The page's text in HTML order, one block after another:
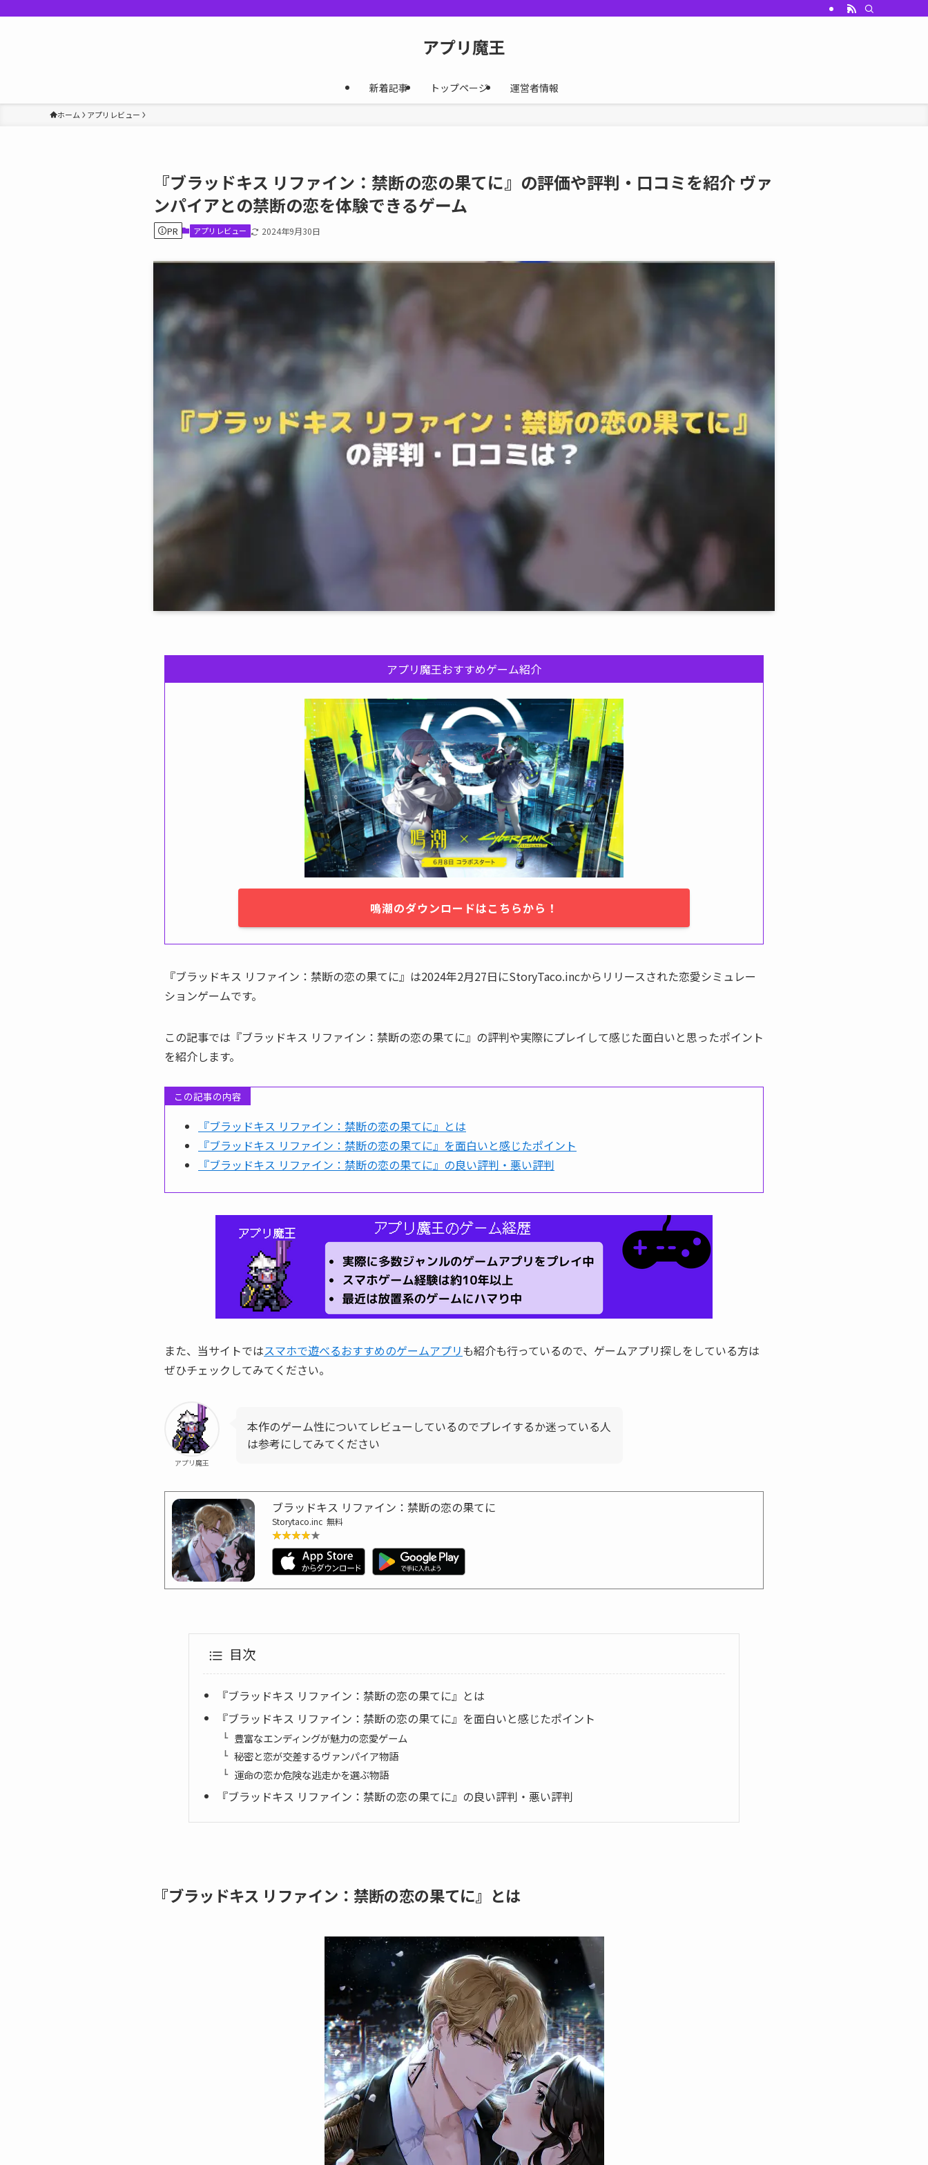
アプリ魔王
新着記事 トップページ 運営者情報
ホーム アプリレビュー
『ブラッドキス リファイン：禁断の恋の果てに』の評価や評判・口コミを紹介 ヴァ
ンパイアとの禁断の恋を体験できるゲーム
PR アプリレビュー 2024年9月30日
アプリ魔王おすすめゲーム紹介
鳴潮のダウンロードはこちらから！
『ブラッドキス リファイン：禁断の恋の果てに』は2024年2月27日にStoryTaco.incからリリースされた恋愛シミュレー
ションゲームです。
この記事では『ブラッドキス リファイン：禁断の恋の果てに』の評判や実際にプレイして感じた面白いと思ったポイント
を紹介します。
この記事の内容
『ブラッドキス リファイン：禁断の恋の果てに』とは
『ブラッドキス リファイン：禁断の恋の果てに』を面白いと感じたポイント
『ブラッドキス リファイン：禁断の恋の果てに』の良い評判・悪い評判
また、当サイトではスマホで遊べるおすすめのゲームアプリも紹介も行っているので、ゲームアプリ探しをしている方は
ぜひチェックしてみてください。
アプリ魔王
本作のゲーム性についてレビューしているのでプレイするか迷っている人
は参考にしてみてください
ブラッドキス リファイン：禁断の恋の果てに
Storytaco.inc 無料
★★★★★
★★★★★
目次
『ブラッドキス リファイン：禁断の恋の果てに』とは
『ブラッドキス リファイン：禁断の恋の果てに』を面白いと感じたポイント
豊富なエンディングが魅力の恋愛ゲーム
秘密と恋が交差するヴァンパイア物語
運命の恋か危険な逃走かを選ぶ物語
『ブラッドキス リファイン：禁断の恋の果てに』の良い評判・悪い評判
『ブラッドキス リファイン：禁断の恋の果てに』とは